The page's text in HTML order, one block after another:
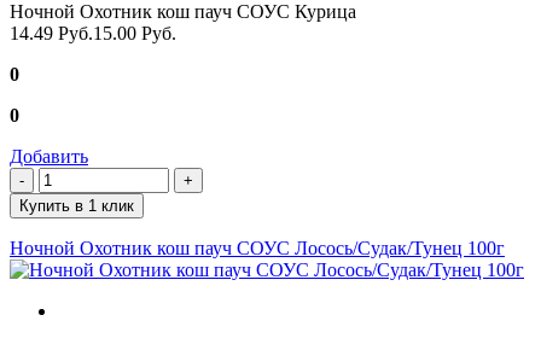
Ночной Охотник кош пауч СОУС Курица
14.49 Руб.15.00 Руб.
0
0
Добавить
Купить в 1 клик
Ночной Охотник кош пауч СОУС Лосось/Судак/Тунец 100г